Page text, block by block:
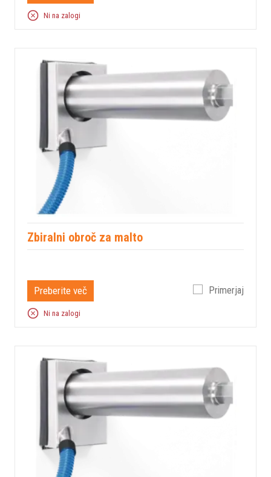
Ni na zalogi
Zbiralni obroč za malto
Preberite več Primerjaj
Ni na zalogi